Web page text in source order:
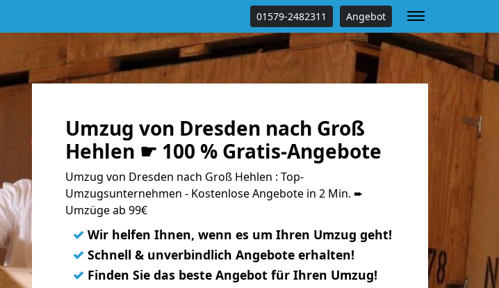
01579-2482311 Angebot
Umzug von Dresden nach Groß
Hehlen ☛ 100 % Gratis-Angebote
Umzug von Dresden nach Groß Hehlen : Top-
Umzugsunternehmen - Kostenlose Angebote in 2 Min. ➨
Umzüge ab 99€
✓ Wir helfen Ihnen, wenn es um Ihren Umzug geht!
✓ Schnell & unverbindlich Angebote erhalten!
✓ Finden Sie das beste Angebot für Ihren Umzug!